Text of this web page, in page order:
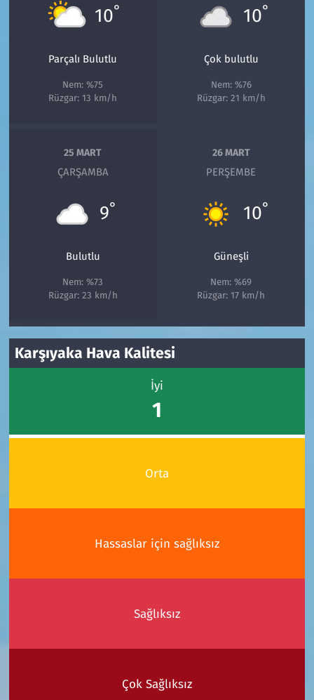
10°
Parçalı Bulutlu
Nem: %75
Rüzgar: 13 km/h
10°
Çok bulutlu
Nem: %76
Rüzgar: 21 km/h
25 MART
ÇARŞAMBA
9°
Bulutlu
Nem: %73
Rüzgar: 23 km/h
26 MART
PERŞEMBE
10°
Güneşli
Nem: %69
Rüzgar: 17 km/h
Karşıyaka Hava Kalitesi
İyi
1
Orta
Hassaslar için sağlıksız
Sağlıksız
Çok Sağlıksız